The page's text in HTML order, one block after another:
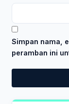
Simpan nama,
peramban ini